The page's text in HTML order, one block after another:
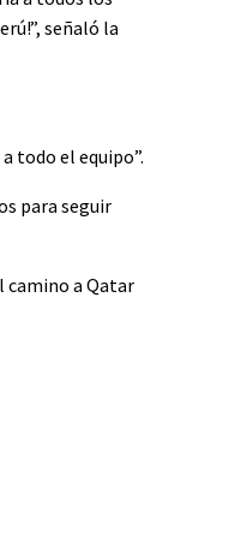
señaló la
todo el equipo”.
para seguir
camino a Qatar